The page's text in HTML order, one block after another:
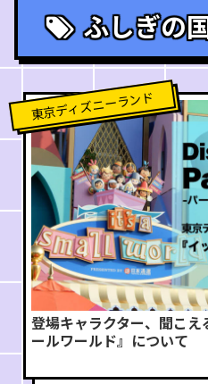
ふしぎの
東京ディズニーランド
登場キャラクター、聞こ
ールワールド』について